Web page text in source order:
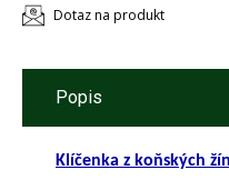
Dotaz na produkt
Popis
Klíčenka z koňských